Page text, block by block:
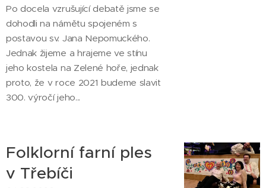
Po docela vzrušující debatě jsme se
dohodli na námětu spojeném s
postavou sv. Jana Nepomuckého.
Jednak žijeme a hrajeme ve stínu
jeho kostela na Zelené hoře, jednak
proto, že v roce 2021 budeme slavit
300. výročí jeho...
Folklorní farní ples
v Třebíči